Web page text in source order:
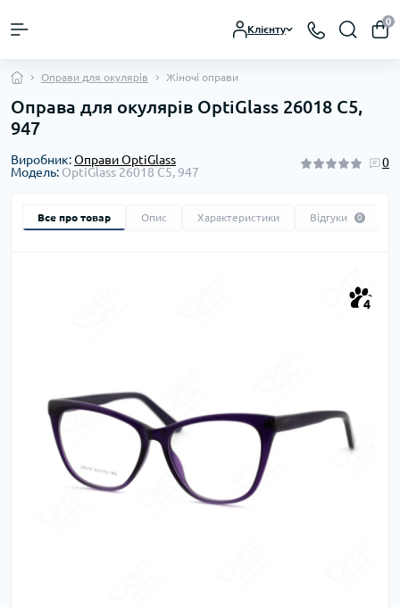
Клієнту
0
Оправи для окулярів Жіночі оправи
Оправа для окулярів OptiGlass 26018 C5,
947
Виробник:Оправи OptiGlass
Модель: OptiGlass 26018 C5, 947
0
Все про товар Опис Характеристики Відгуки 0
4